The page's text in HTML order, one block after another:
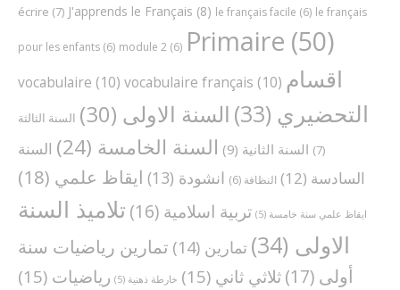
écrire (7) J'apprends le Français (8) le français facile (6) le français
pour les enfants (6) module 2 (6) Primaire (50)
vocabulaire (10) vocabulaire français (10) اقسام
التحضيري (33) السنة الاولى (30)
السنة الثالثة
(7)
السنة الثانية (9) السنة الخامسة (24)
السنة
السادسة (12) النظافة (6) انشودة (13) ايقاظ علمي (18)
ايقاظ علمي سنة خامسة (5) تربية اسلامية (16)
تلاميذ السنة
الاولى (34) تمارين (14)
تمارين رياضيات سنة
أولى (17) ثلاثي ثاني (15) خارطة ذهنية (5) رياضيات (15)